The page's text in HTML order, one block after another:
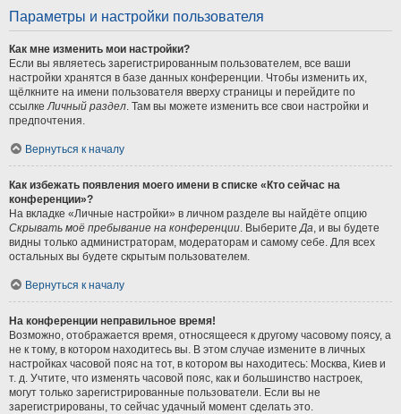
Параметры и настройки пользователя
Как мне изменить мои настройки?
Если вы являетесь зарегистрированным пользователем, все ваши
настройки хранятся в базе данных конференции. Чтобы изменить их,
щёлкните на имени пользователя вверху страницы и перейдите по
ссылке Личный раздел . Там вы можете изменить все свои настройки и
предпочтения.
Вернуться к началу
Как избежать появления моего имени в списке «Кто сейчас на
конференции»?
На вкладке «Личные настройки» в личном разделе вы найдёте опцию
Скрывать моё пребывание на конференции . Выберите Да , и вы будете
видны только администраторам, модераторам и самому себе. Для всех
остальных вы будете скрытым пользователем.
Вернуться к началу
На конференции неправильное время!
Возможно, отображается время, относящееся к другому часовому поясу, а
не к тому, в котором находитесь вы. В этом случае измените в личных
настройках часовой пояс на тот, в котором вы находитесь: Москва, Киев и
т. д. Учтите, что изменять часовой пояс, как и большинство настроек,
могут только зарегистрированные пользователи. Если вы не
зарегистрированы, то сейчас удачный момент сделать это.